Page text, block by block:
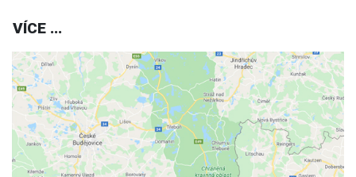
VÍCE ...